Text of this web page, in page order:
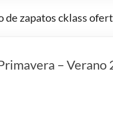
de zapatos cklass
– Verano